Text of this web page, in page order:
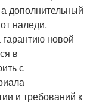
дополнительный
наледи.
новой
в
с
и требований к